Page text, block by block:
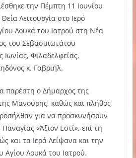
την Πέμπτη 11 Ιουνίου
Λειτουργία στο Ιερό
Λουκά του Ιατρού στη Νέα
του Σεβασμιωτάτου
Φιλαδελφείας,
κ. Γαβριήλ.
παρέστη ο Δήμαρχος της
Μανούρης, καθώς και πλήθος
για να προσκυνήσουν
«Άξιον Εστί», επί τη
και τα Ιερά Λείψανα και την
Αγίου Λουκά του Ιατρού.